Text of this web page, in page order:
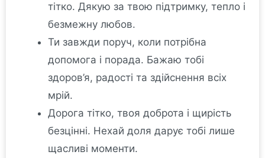
тітко. Дякую за твою підтримку, тепло і
безмежну любов.
Ти завжди поруч, коли потрібна
допомога і порада. Бажаю тобі
здоров’я, радості та здійснення всіх
мрій.
Дорога тітко, твоя доброта і щирість
безцінні. Нехай доля дарує тобі лише
щасливі моменти.